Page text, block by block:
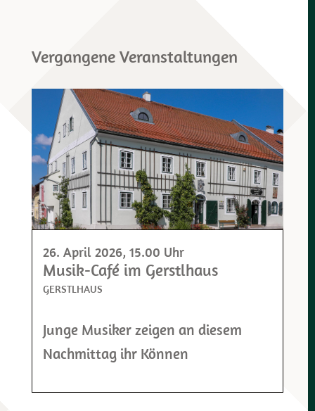
Vergangene Veranstaltungen
26. April 2026, 15.00 Uhr
Musik-Café im Gerstlhaus
GERSTLHAUS
Junge Musiker zeigen an diesem
Nachmittag ihr Können